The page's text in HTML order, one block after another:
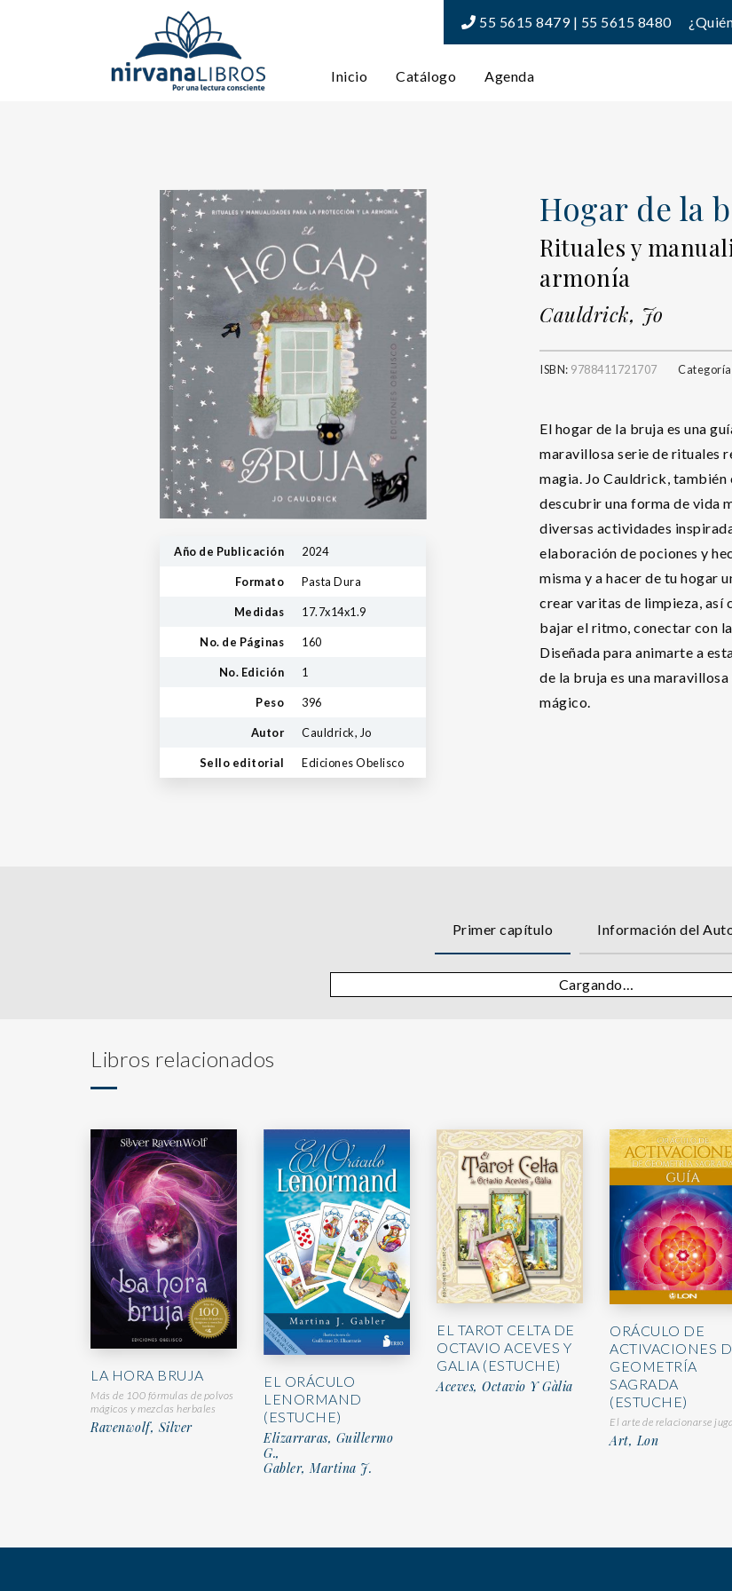
55 5615 8479 | 55 5615 8480
Inicio Catálogo Agenda
Año de Publicación 2024
Formato Pasta Dura
Medidas 17.7x14x1.9
No. de Páginas 160
No. Edición 1
Peso 396
Autor Cauldrick, Jo
Sello editorial Ediciones Obelisco
Hogar de la
Rituales y
armonía
Cauldrick, Jo
ISBN: 9788411721707
El hogar de la bruja es una
maravillosa serie de rituales
magia. Jo Cauldrick, también
descubrir una forma de vida
diversas actividades
elaboración de pociones y
misma y a hacer de tu hogar
crear varitas de limpieza, así
bajar el ritmo, conectar con
Diseñada para animarte a
de la bruja es una
mágico.
Primer capítulo Información del
Cargando…
Libros relacionados
LA HORA BRUJA
Más de 100 fórmulas de polvos
mágicos y mezclas herbales
Ravenwolf, Silver
EL ORÁCULO
LENORMAND
(ESTUCHE)
Elizarraras, Guillermo
G.,
Gabler, Martina J.
EL TAROT CELTA DE
OCTAVIO ACEVES Y
GALIA (ESTUCHE)
Aceves, Octavio Y Gàlia
ORÁCULO DE
ACTIVACIONES
GEOMETRÍA
SAGRADA
(ESTUCHE)
El arte de relacionarse
Art, Lon